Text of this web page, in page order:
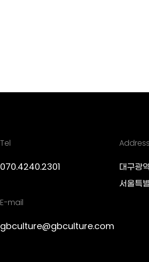
Tel
070.4240.2301
E-mail
gbculture@gbculture.com
Address
대구광
서울특